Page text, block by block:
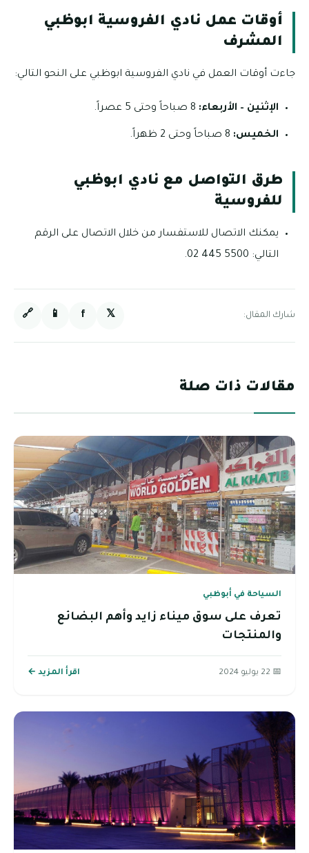
أوقات عمل نادي الفروسية ابوظبي
المشرف
جاءت أوقات العمل في نادي الفروسية ابوظبي على النحو التالي:
الإثنين – الأربعاء:
الخميس:
طرق التواصل مع نادي ابوظبي
للفروسية
يمكنك الاتصال للاستفسار من خلال الاتصال على الرقم
التالي: 5500 445 02.
شارك المقال: 𝕏
f
📱
🔗
مقالات ذات صلة
السياحة في أبوظبي
تعرف على سوق ميناء زايد وأهم البضائع
والمنتجات
📅 22 يوليو 2024 اقرأ المزيد ←